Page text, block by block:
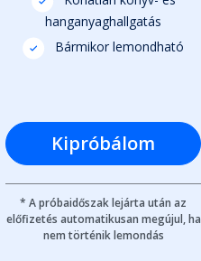
hanganyaghallgatás
Bármikor lemondható
Kipróbálom
* A próbaidőszak lejárta után az
előfizetés automatikusan megújul, ha
nem történik lemondás